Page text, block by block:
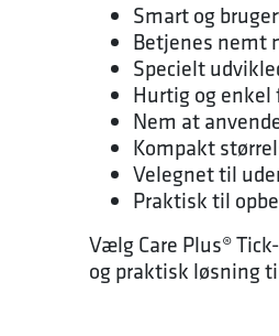
Smart og
Betjenes nemt
Specielt
Hurtig og
Nem at
Kompakt
Velegnet til
Praktisk til
Vælg Care Plus®
og praktisk løsning